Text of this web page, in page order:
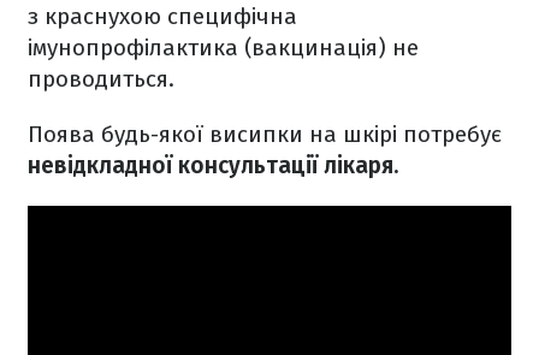
з краснухою специфічна
імунопрофілактика (вакцинація) не
проводиться.
Поява будь-якої висипки на шкірі потребує
невідкладної консультації лікаря.